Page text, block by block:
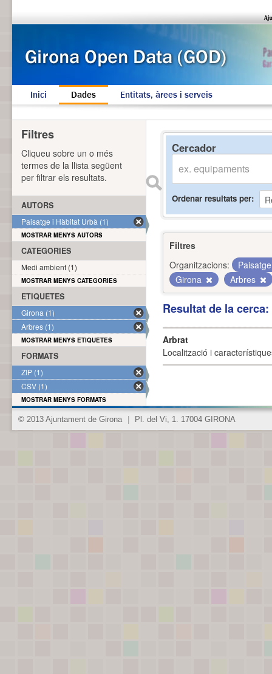
Inici Dades Entitats, àrees i serveis
Cercador
Ordenar resultats per
Filtres
Organitzacions:
Girona
Arbres
Resultat de la
Arbrat
Localització i
Filtres
Cliqueu sobre un o més
termes de la llista següent
per filtrar els resultats.
AUTORS
Paisatge i Hàbitat Urbà (1)
MOSTRAR MENYS AUTORS
CATEGORIES
Medi ambient (1)
MOSTRAR MENYS CATEGORIES
ETIQUETES
Girona (1)
Arbres (1)
MOSTRAR MENYS ETIQUETES
FORMATS
ZIP (1)
CSV (1)
MOSTRAR MENYS FORMATS
© 2013 Ajuntament de Girona Pl. del Vi, 1. 17004 GIRONA